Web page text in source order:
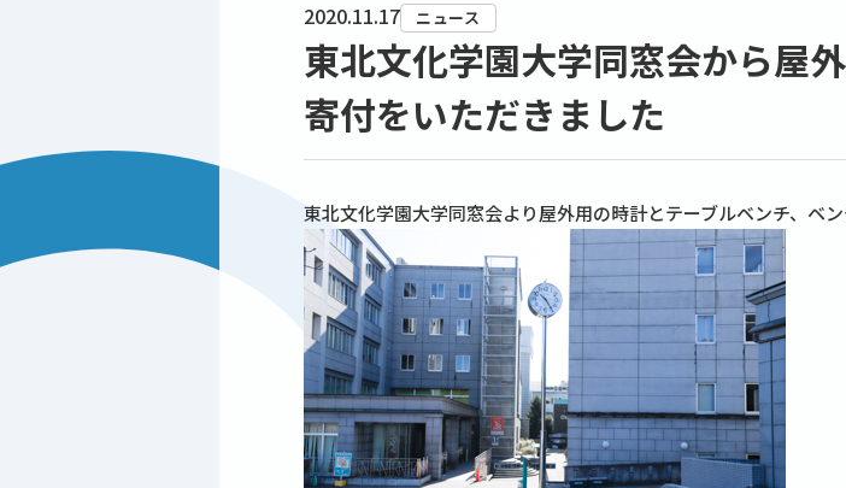
2020.11.17 ニュース
東北文化学園大学同窓会から屋
寄付をいただきました
東北文化学園大学同窓会より屋外用の時計とテーブルベンチ、ベ